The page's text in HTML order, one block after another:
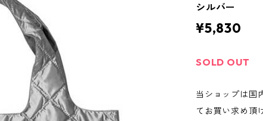
シルバー
¥5,830
SOLD OUT
当ショップは国
てお買い求め頂